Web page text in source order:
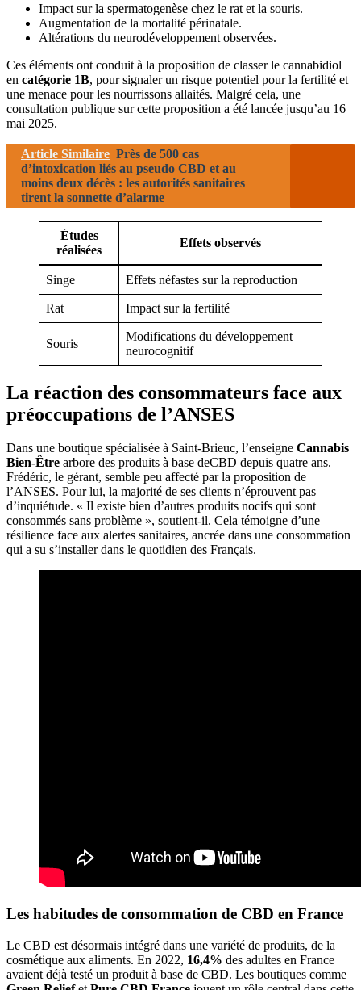
Impact sur la spermatogenèse chez le rat et la souris.
Augmentation de la mortalité périnatale.
Altérations du neurodéveloppement observées.
Ces éléments ont conduit à la proposition de classer le cannabidiol
en catégorie 1B, pour signaler un risque potentiel pour la fertilité et
une menace pour les nourrissons allaités. Malgré cela, une
consultation publique sur cette proposition a été lancée jusqu’au 16
mai 2025.
Article Similaire Près de 500 cas
d’intoxication liés au pseudo CBD et au
moins deux décès : les autorités sanitaires
tirent la sonnette d’alarme
Études
réalisées
Effets observés
Singe Effets néfastes sur la reproduction
Rat Impact sur la fertilité
Souris
Modifications du développement
neurocognitif
La réaction des consommateurs face aux
préoccupations de l’ANSES
Dans une boutique spécialisée à Saint-Brieuc, l’enseigne Cannabis
Bien-Être arbore des produits à base deCBD depuis quatre ans.
Frédéric, le gérant, semble peu affecté par la proposition de
l’ANSES. Pour lui, la majorité de ses clients n’éprouvent pas
d’inquiétude. « Il existe bien d’autres produits nocifs qui sont
consommés sans problème », soutient-il. Cela témoigne d’une
résilience face aux alertes sanitaires, ancrée dans une consommation
qui a su s’installer dans le quotidien des Français.
Les habitudes de consommation de CBD en France
Le CBD est désormais intégré dans une variété de produits, de la
cosmétique aux aliments. En 2022, 16,4% des adultes en France
avaient déjà testé un produit à base de CBD. Les boutiques comme